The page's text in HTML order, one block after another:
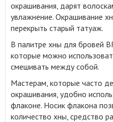
окрашивания, дарят
увлажнение. Окрашивание
перекрыть старый татуаж.
В палитре хны для бровей
которые можно
смешивать между собой.
Мастерам, которые часто
окрашивания, удобно
флаконе. Носик флакона
количество хны, средство